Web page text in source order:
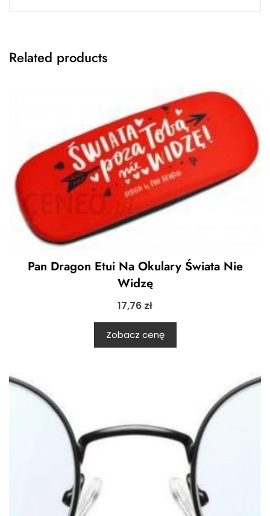
Related products
Pan Dragon Etui Na Okulary Świata Nie
Widzę
17,76 zł
Zobacz cenę